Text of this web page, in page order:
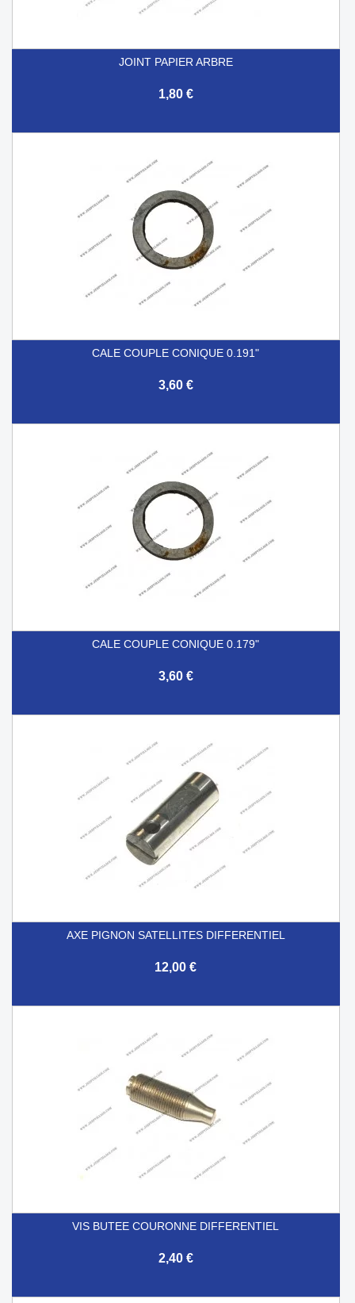
JOINT PAPIER ARBRE
1,80 €
CALE COUPLE CONIQUE 0.191"
3,60 €
CALE COUPLE CONIQUE 0.179"
3,60 €
AXE PIGNON SATELLITES DIFFERENTIEL
12,00 €
VIS BUTEE COURONNE DIFFERENTIEL
2,40 €